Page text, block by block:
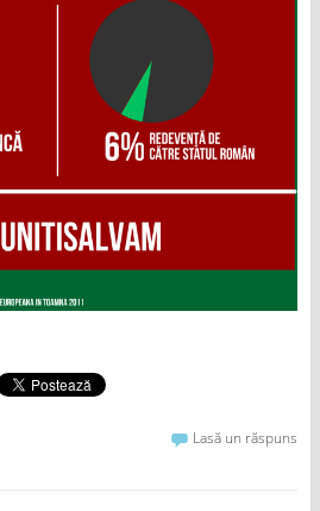
Lasă un răspuns